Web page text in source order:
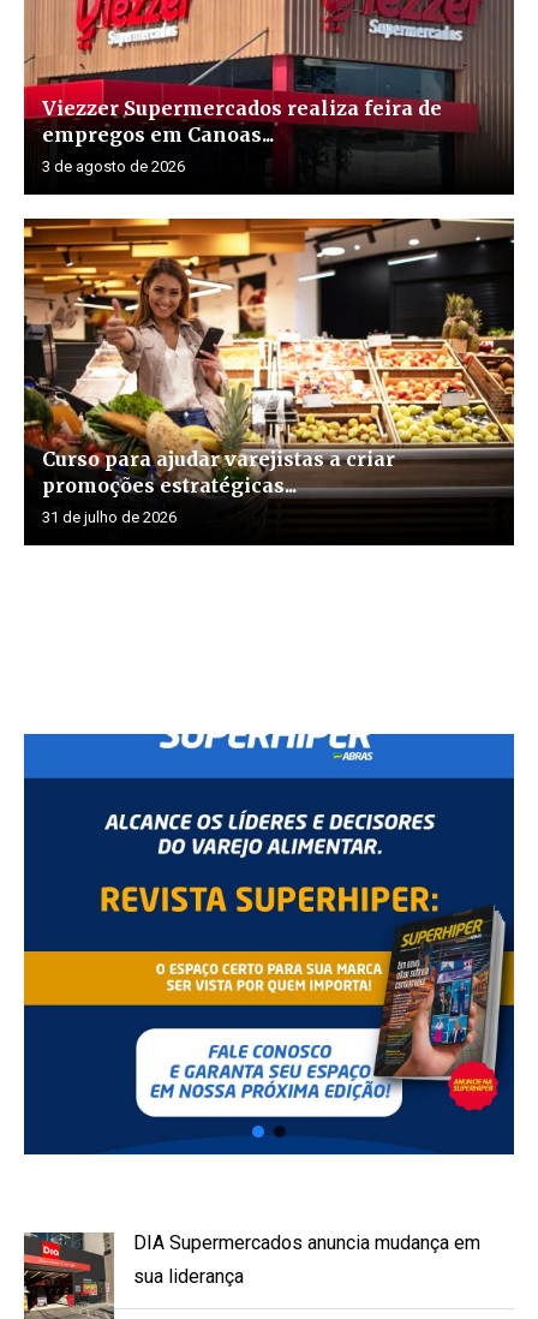
Viezzer Supermercados realiza feira de
empregos em Canoas...
3 de agosto de 2026
Curso para ajudar varejistas a criar
promoções estratégicas...
31 de julho de 2026
DIA Supermercados anuncia mudança em
sua liderança